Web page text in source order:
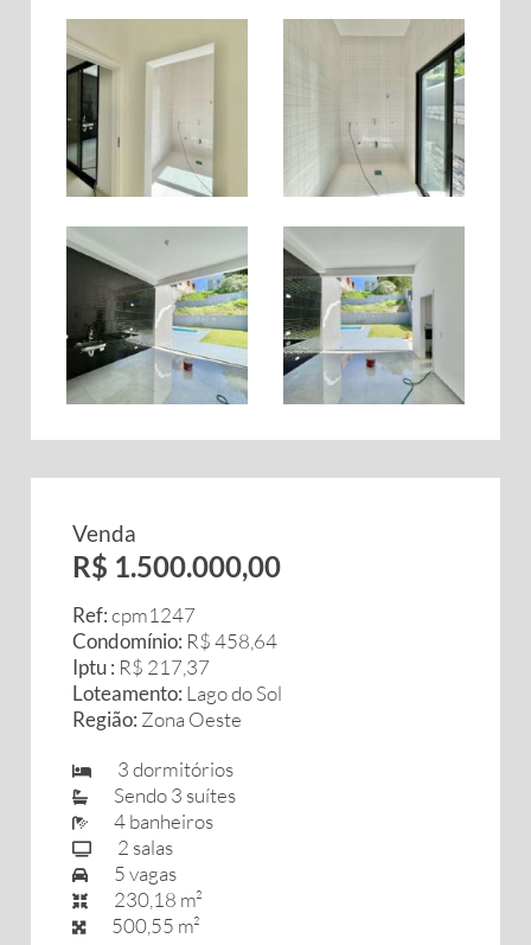
Venda
R$ 1.500.000,00
Ref:cpm1247
Condomínio: R$ 458,64
Iptu : R$ 217,37
Loteamento: Lago do Sol
Região: Zona Oeste
3 dormitórios
Sendo 3 suítes
4 banheiros
2 salas
5 vagas
230,18 m²
500,55 m²